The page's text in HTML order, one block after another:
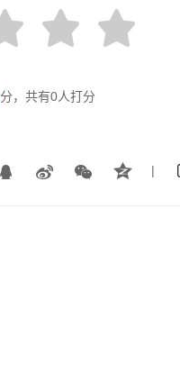
分，共有0人打分
|